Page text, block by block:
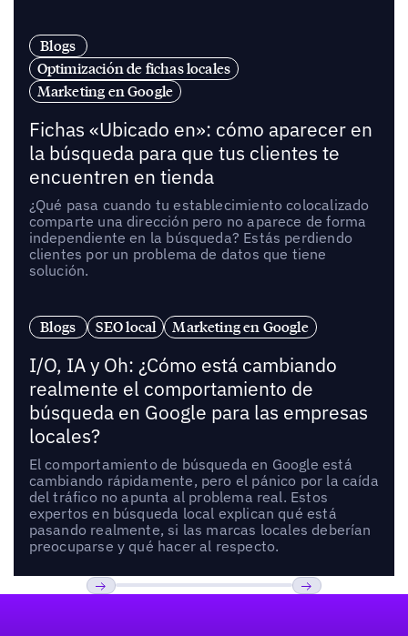
Blogs
Optimización de fichas locales
Marketing en Google
Fichas «Ubicado en»: cómo aparecer en
la búsqueda para que tus clientes te
encuentren en tienda
¿Qué pasa cuando tu establecimiento colocalizado
comparte una dirección pero no aparece de forma
independiente en la búsqueda? Estás perdiendo
clientes por un problema de datos que tiene
solución.
Blogs SEO local Marketing en Google
I/O, IA y Oh: ¿Cómo está cambiando
realmente el comportamiento de
búsqueda en Google para las empresas
locales?
El comportamiento de búsqueda en Google está
cambiando rápidamente, pero el pánico por la caída
del tráfico no apunta al problema real. Estos
expertos en búsqueda local explican qué está
pasando realmente, si las marcas locales deberían
preocuparse y qué hacer al respecto.